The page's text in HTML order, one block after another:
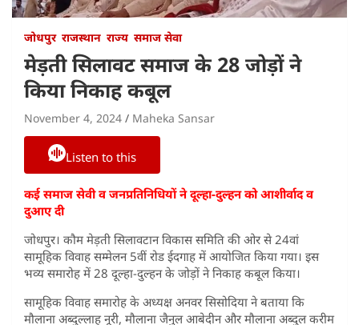
जोधपुर राजस्थान राज्य समाज सेवा
मेड़ती सिलावट समाज के 28 जोड़ों ने
किया निकाह कबूल
November 4, 2024 Maheka Sansar
Listen to this
कई समाज सेवी व जनप्रतिनिधियों ने दूल्हा-दुल्हन को आशीर्वाद व
दुआए दी
जोधपुर। कौम मेड़ती सिलावटान विकास समिति की ओर से 24वां
सामूहिक विवाह सम्मेलन 5वीं रोड ईदगाह में आयोजित किया गया। इस
भव्य समारोह में 28 दूल्हा-दुल्हन के जोड़ों ने निकाह कबूल किया।
सामूहिक विवाह समारोह के अध्यक्ष अनवर सिसोदिया ने बताया कि
मौलाना अब्दुल्लाह नूरी, मौलाना जैनुल आबेदीन और मौलाना अब्दुल करीम